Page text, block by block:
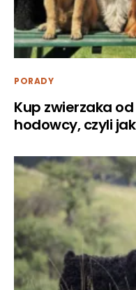
PORADY
Kup zwierzaka
hodowcy, czyli